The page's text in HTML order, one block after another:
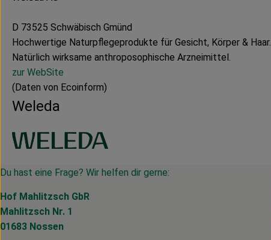
D 73525 Schwäbisch Gmünd
Hochwertige Naturpflegeprodukte für Gesicht, Körper & Haar.
Natürlich wirksame anthroposophische Arzneimittel.
zur WebSite
(Daten von Ecoinform)
Weleda
Du hast eine Frage? Wir helfen dir gerne:
Hof Mahlitzsch GbR
Mahlitzsch Nr. 1
01683 Nossen